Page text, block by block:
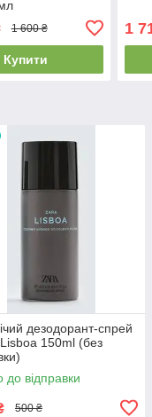
1 600 ₴
Купити
1
дезодорант-спрей
150ml (без
до відправки
500 ₴